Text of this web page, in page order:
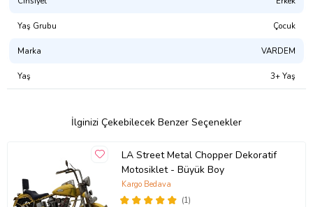
Yaş Grubu Çocuk
Marka VARDEM
Yaş 3+ Yaş
İlginizi Çekebilecek Benzer Seçenekler
LA Street Metal Chopper Dekoratif
Motosiklet - Büyük Boy
(1)
Kargo Bedava